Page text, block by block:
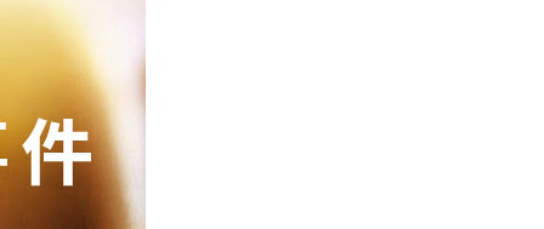
葫芦娃下载最污架
保险杠料架
车
桶水箱支架
行业